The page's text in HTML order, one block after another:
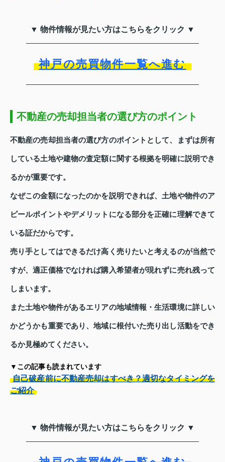
▼ 物件情報が見たい方はこちらをクリック ▼
神戸の売買物件一覧へ進む
不動産の売却担当者の選び方のポイント
不動産の売却担当者の選び方のポイントとして、まずは所有
している土地や建物の査定額に関する根拠を明確に説明でき
るかが重要です。
なぜこの金額になったのかを説明できれば、土地や物件のア
ピールポイントやデメリットになる部分を正確に理解できて
いる証だからです。
売り手としてはできるだけ高く売りたいと考えるのが当然で
すが、適正価格でなければ購入希望者が現れずに売れ残って
しまいます。
また土地や物件があるエリアの地域情報・生活環境に詳しい
かどうかも重要であり、地域に根付いた売り出し活動をでき
るか見極めてください。
▼この記事も読まれています
自己破産前に不動産売却はすべき？適切なタイミングを
ご紹介
▼ 物件情報が見たい方はこちらをクリック ▼